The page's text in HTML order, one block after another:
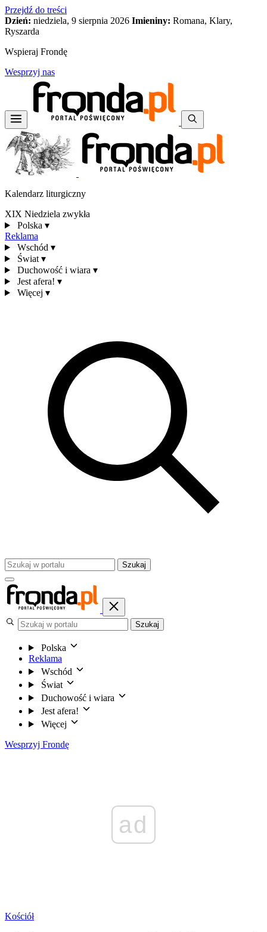
Przejdź do treści
Dzień: niedziela, 9 sierpnia 2026 Imieniny: Romana, Klary,
Ryszarda
Wspieraj Frondę
Wesprzyj nas
Kalendarz liturgiczny
XIX Niedziela zwykła
Polska ▾
Reklama
Wschód ▾
Świat ▾
Duchowość i wiara ▾
Jest afera! ▾
Więcej ▾
Szukaj
Szukaj
Polska
Reklama
Wschód
Świat
Duchowość i wiara
Jest afera!
Więcej
Wesprzyj Frondę
ad
Kościół